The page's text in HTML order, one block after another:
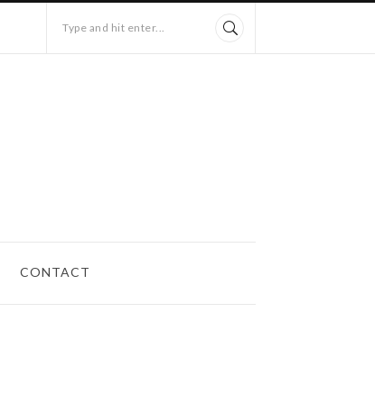
Type and hit enter...
CONTACT